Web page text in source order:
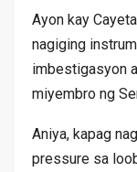
Ayon kay
nagiging
imbestigasyon
miyembro ng
Aniya, kapag
pressure sa